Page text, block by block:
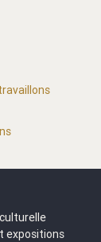
expositions